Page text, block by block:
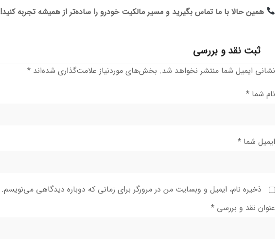
همین حالا با ما تماس بگیرید و مسیر مالکیت خودرو را ساده‌تر از همیشه تجربه کنید!
ثبت نقد و بررسی
نشانی ایمیل شما منتشر نخواهد شد. بخش‌های موردنیاز علامت‌گذاری شده‌اند *
نام شما *
ایمیل شما *
ذخیره نام، ایمیل و وبسایت من در مرورگر برای زمانی که دوباره دیدگاهی می‌نویسم.
عنوان نقد و بررسی *